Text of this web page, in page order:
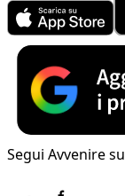
Segui Avvenire su